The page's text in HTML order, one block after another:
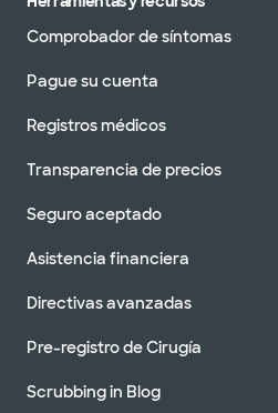
Comprobador de síntomas
Pague su cuenta
Registros médicos
Transparencia de precios
Seguro aceptado
Asistencia financiera
Directivas avanzadas
Pre-registro de Cirugía
Scrubbing in Blog